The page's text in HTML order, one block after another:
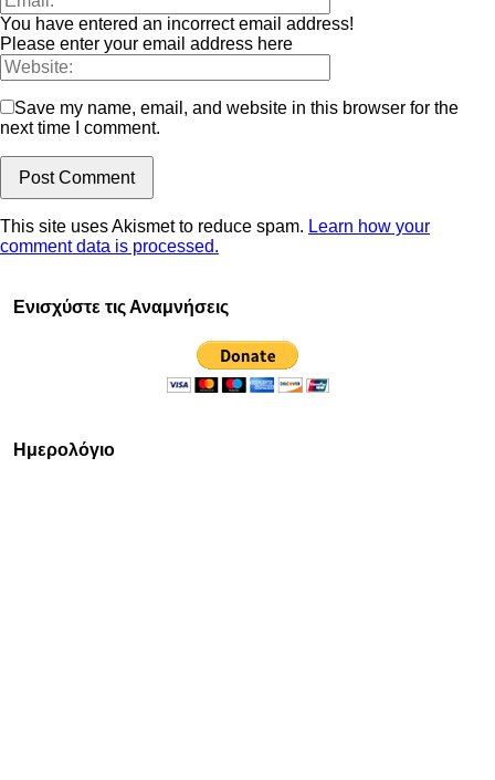
You have entered an incorrect email address!
Please enter your email address here
Save my name, email, and website in this browser for the
next time I comment.
This site uses Akismet to reduce spam. Learn how your
comment data is processed.
Ενισχύστε τις Αναμνήσεις
Ημερολόγιο